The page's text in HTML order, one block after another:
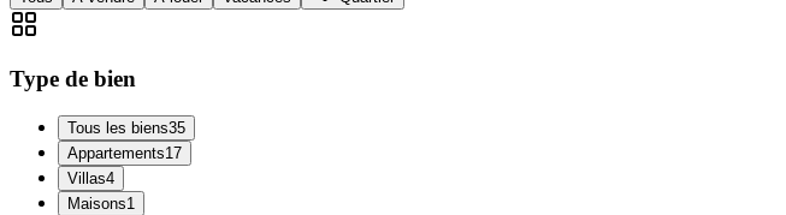
Type de bien
Tous les biens35
Appartements17
Villas4
Maisons1